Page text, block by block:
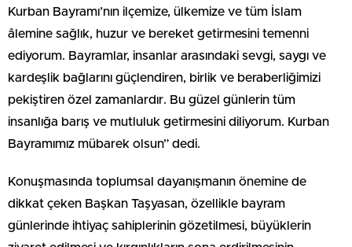
Kurban Bayramı’nın ilçemize, ülkemize ve tüm İslam
âlemine sağlık, huzur ve bereket getirmesini temenni
ediyorum. Bayramlar, insanlar arasındaki sevgi, saygı ve
kardeşlik bağlarını güçlendiren, birlik ve beraberliğimizi
pekiştiren özel zamanlardır. Bu güzel günlerin tüm
insanlığa barış ve mutluluk getirmesini diliyorum. Kurban
Bayramımız mübarek olsun” dedi.
Konuşmasında toplumsal dayanışmanın önemine de
dikkat çeken Başkan Taşyasan, özellikle bayram
günlerinde ihtiyaç sahiplerinin gözetilmesi, büyüklerin